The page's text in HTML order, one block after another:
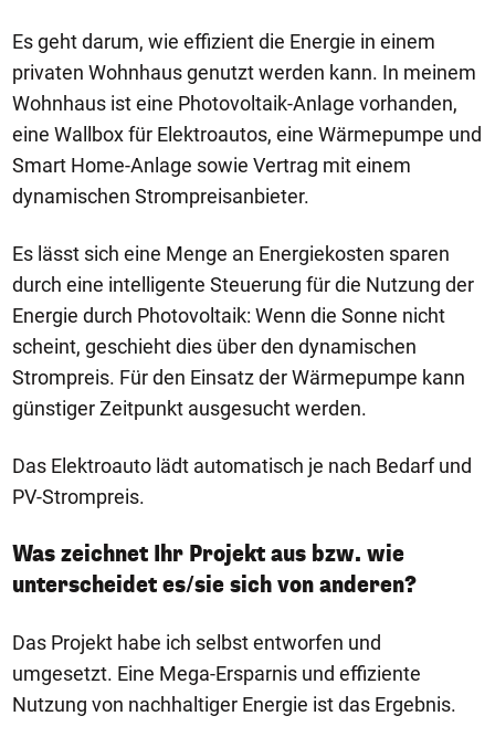
Es geht darum, wie effizient die Energie in einem
privaten Wohnhaus genutzt werden kann. In meinem
Wohnhaus ist eine Photovoltaik-Anlage vorhanden,
eine Wallbox für Elektroautos, eine Wärmepumpe und
Smart Home-Anlage sowie Vertrag mit einem
dynamischen Strompreisanbieter.
Es lässt sich eine Menge an Energiekosten sparen
durch eine intelligente Steuerung für die Nutzung der
Energie durch Photovoltaik: Wenn die Sonne nicht
scheint, geschieht dies über den dynamischen
Strompreis. Für den Einsatz der Wärmepumpe kann
günstiger Zeitpunkt ausgesucht werden.
Das Elektroauto lädt automatisch je nach Bedarf und
PV-Strompreis.
Was zeichnet Ihr Projekt aus bzw. wie
unterscheidet es/sie sich von anderen?
Das Projekt habe ich selbst entworfen und
umgesetzt. Eine Mega-Ersparnis und effiziente
Nutzung von nachhaltiger Energie ist das Ergebnis.